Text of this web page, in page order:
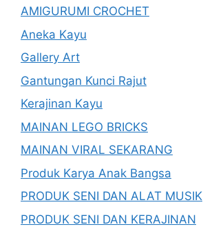
AMIGURUMI CROCHET
Aneka Kayu
Gallery Art
Gantungan Kunci Rajut
Kerajinan Kayu
MAINAN LEGO BRICKS
MAINAN VIRAL SEKARANG
Produk Karya Anak Bangsa
PRODUK SENI DAN ALAT MUSIK
PRODUK SENI DAN KERAJINAN